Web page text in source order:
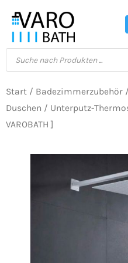
Inhalt
springen
Products
search
Start / Badezimmerzubehör /
Duschen / Unterputz-
VAROBATH ]